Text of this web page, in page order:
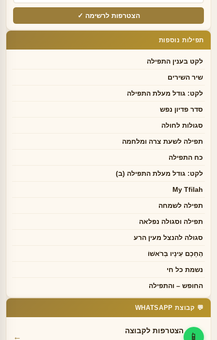
הצטרפות לרשימה ✓
תפילות נוספות
לקט בענין התפילה
שיר השירים
לקט: גודל מעלת התפילה
סדר פדיון נפש
סגולות לחולה
תפילה לשעת צרה ומלחמה
כח התפילה
לקט: גודל מעלת התפילה (ב)
My Tfilah
תפילה לשמחה
תפילה וסגולה נפלאה
סגולה להנצל מעין הרע
הֶחָכָם עֵינָיו בְּרֹאשׁוֹ
נשמת כל חי
החופש – והתפילה
💬 קבוצת WHATSAPP
📱
הצטרפות לקבוצה
←